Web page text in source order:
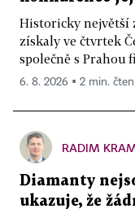
Historicky největší
získaly ve čtvrtek
společně s Prahou
6. 8. 2026 ▪ 2 min.
RADIM
Diamanty
ukazuje, že